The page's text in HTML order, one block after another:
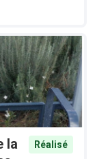
la
Réalisé